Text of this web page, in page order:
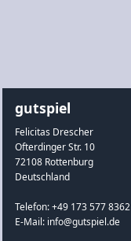
gutspiel
Felicitas Drescher
Ofterdinger Str. 10
72108 Rottenburg
Deutschland
Telefon: +49 173 577 8362
E-Mail: info@gutspiel.de